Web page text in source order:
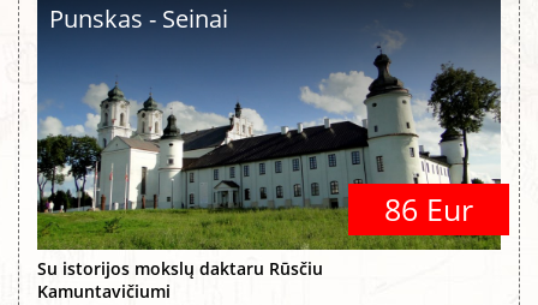
Punskas - Seinai
86 Eur
Su istorijos mokslų daktaru Rūsčiu
Kamuntavičiumi